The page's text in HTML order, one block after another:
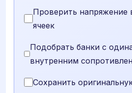
Проверить напряжение
ячеек
Подобрать банки с
внутренним
Сохранить